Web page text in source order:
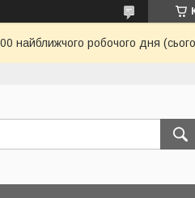
найближчого робочого дня